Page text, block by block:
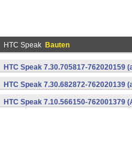
HTC Speak Bauten
HTC Speak 7.30.705817-762020159
HTC Speak 7.30.682872-762020139
HTC Speak 7.10.566150-762001379